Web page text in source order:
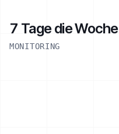
7 Tage die Woche
MONITORING